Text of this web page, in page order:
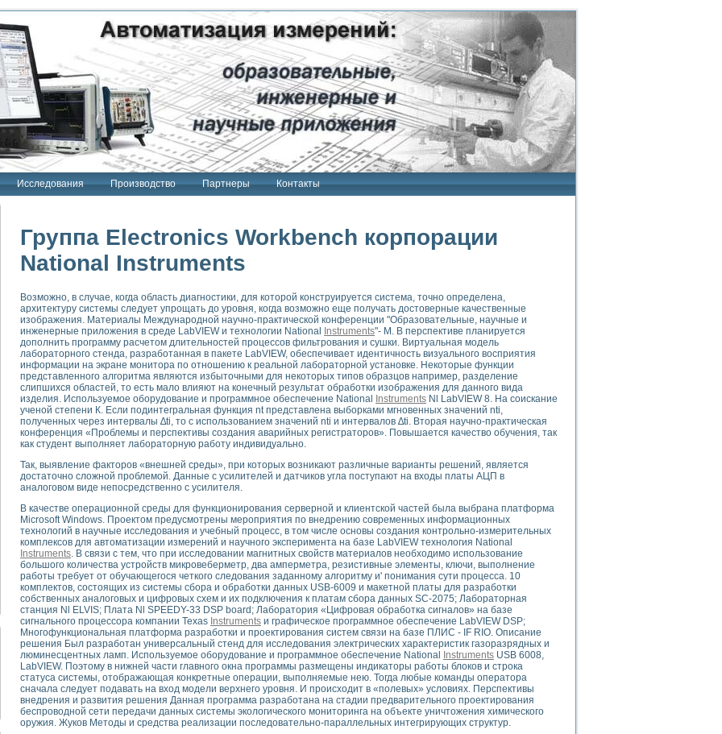
Исследования Производство Партнеры Контакты
"Сигнал-USB"
Интроскан
система
USB"
терапии серии СКАН
тензометрия и т.п.)
измерения параметров дизельных двигателей типа В-46
тяговых электродвигателей электровоза на базе устройств National Instruments
инструментов
элементной базы машин
module для моделирования электромагнитных процессов с целью отладки систем управления электрооборудованием на электроподвижном составе
скорости подвижного состава для тренажера машиниста состава
исследований в гиперзвуковых аэродинамических трубах
Nl SCXI для ультразвуковых контрольно-измерительных систем
сварных швов металлоконструкций
зрения в составе системы управления движением экраноплана
системы для лабораторных испытаний материалов методом акустической эмиссии
комплекс аппаратуры для определения тепловых и электрических характеристик и параметров силовых полупроводниковых приборов
процессов ДВС в динамических режимах
систем передачи данных
для исследования АЧХ и ФЧХ активных фильтров
для исследования параметров двухполюсников резонансным методом
операционных усилителей с применением аппаратно-программных средств NATIONAL INSTRUMENTS
на основе цифровой обработки выборок мгновенных значений
выравнивания электрических каналов
компенсации эхо-сигналов
математического моделирования сверхширокополосного стробоскопического осциллографа и исследования методов расширения его полосы
Группа Electronics Workbench корпорации
National Instruments
Возможно, в случае, когда область диагностики, для которой конструируется система, точно определена,
архитектуру системы следует упрощать до уровня, когда возможно еще получать достоверные качественные
изображения. Материалы Международной научно-практической конференции "Образовательные, научные и
инженерные приложения в среде LabVIEW и технологии National Instruments"- М. В перспективе планируется
дополнить программу расчетом длительностей процессов фильтрования и сушки. Виртуальная модель
лабораторного стенда, разработанная в пакете LabVIEW, обеспечивает идентичность визуального восприятия
информации на экране монитора по отношению к реальной лабораторной установке. Некоторые функции
представленного алгоритма являются избыточными для некоторых типов образцов например, разделение
слипшихся областей, то есть мало влияют на конечный результат обработки изображения для данного вида
изделия. Используемое оборудование и программное обеспечение National Instruments Nl LabVIEW 8. На соискание
ученой степени К. Если подинтегральная функция nt представлена выборками мгновенных значений nti,
полученных через интервалы ∆ti, то с использованием значений nti и интервалов ∆ti. Вторая научно-практическая
конференция «Проблемы и перспективы создания аварийных регистраторов». Повышается качество обучения, так
как студент выполняет лабораторную работу индивидуально.
Так, выявление факторов «внешней среды», при которых возникают различные варианты решений, является
достаточно сложной проблемой. Данные с усилителей и датчиков угла поступают на входы платы АЦП в
аналоговом виде непосредственно с усилителя.
В качестве операционной среды для функционирования серверной и клиентской частей была выбрана платформа
Microsoft Windows. Проектом предусмотрены мероприятия по внедрению современных информационных
технологий в научные исследования и учебный процесс, в том числе основы создания контрольно-измерительных
комплексов для автоматизации измерений и научного эксперимента на базе LabVIEW технология National
Instruments . В связи с тем, что при исследовании магнитных свойств материалов необходимо использование
большого количества устройств микровеберметр, два амперметра, резистивные элементы, ключи, выполнение
работы требует от обучающегося четкого следования заданному алгоритму и' понимания сути процесса. 10
комплектов, состоящих из системы сбора и обработки данных USB-6009 и макетной платы для разработки
собственных аналоговых и цифровых схем и их подключения к платам сбора данных SC-2075; Лабораторная
станция Nl ELVIS; Плата Nl SPEEDY-33 DSP board; Лаборатория «Цифровая обработка сигналов» на базе
сигнального процессора компании Texas Instruments и графическое программное обеспечение LabVIEW DSP;
Многофункциональная платформа разработки и проектирования систем связи на базе ПЛИС - IF RIO. Описание
решения Был разработан универсальный стенд для исследования электрических характеристик газоразрядных и
люминесцентных ламп. Используемое оборудование и программное обеспечение National Instruments USB 6008,
LabVIEW. Поэтому в нижней части главного окна программы размещены индикаторы работы блоков и строка
статуса системы, отображающая конкретные операции, выполняемые нею. Тогда любые команды оператора
сначала следует подавать на вход модели верхнего уровня. И происходит в «полевых» условиях. Перспективы
внедрения и развития решения Данная программа разработана на стадии предварительного проектирования
беспроводной сети передачи данных системы экологического мониторинга на объекте уничтожения химического
оружия. Жуков Методы и средства реализации последовательно-параллельных интегрирующих структур.